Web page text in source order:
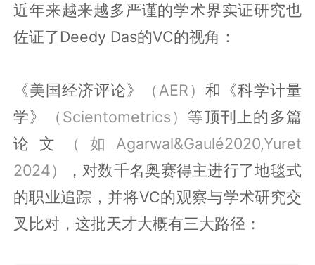
近年来越来越多严谨的学术界实证研究也
佐证了Deedy Das的VC的视角：
《美国经济评论》 （AER） 和《科学计量
学》
（Scientometrics） 等顶刊上的多篇
论文
（如Agarwal&Gaulé2020,Yuret
2024）
，对数千名奥赛得主进行了地毯式
的职业追踪，并将VC的观察与学术研究交
叉比对，这批天才大概有三大路径：